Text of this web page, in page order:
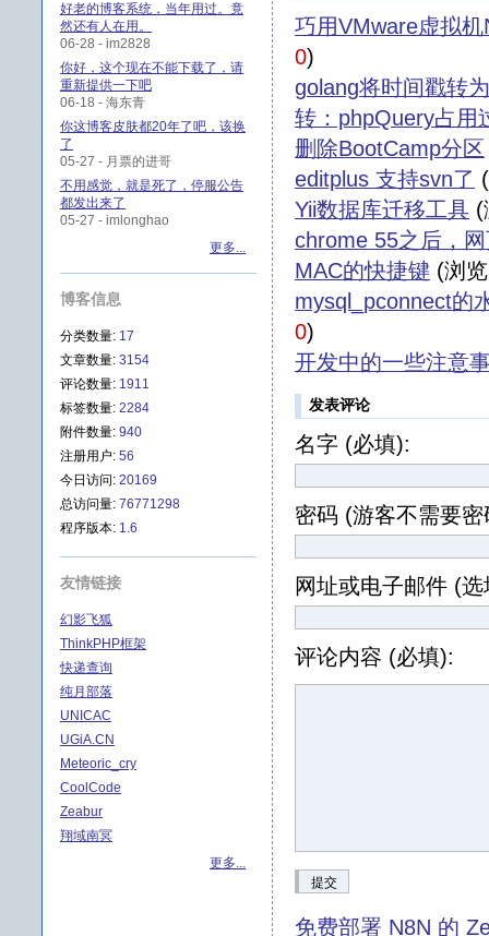
巧用VMware虚拟
0)
golang将时间戳转
转：phpQuery占用
删除BootCamp分区
editplus 支持svn了
Yii数据库迁移工具 (
chrome 55之后，
MAC的快捷键 (浏
mysql_pconnect的
0)
开发中的一些注意
发表评论
名字 (必填):
密码 (游客不需要密
网址或电子邮件 (
评论内容 (必填):
提交
免费部署 N8N 的
好老的博客系统，当年用过。竟
然还有人在用。
06-28 - im2828
你好，这个现在不能下载了，请
重新提供一下吧
06-18 - 海东青
你这博客皮肤都20年了吧，该换
了
05-27 - 月票的进哥
不用感觉，就是死了，停服公告
都发出来了
05-27 - imlonghao
更多...
博客信息
分类数量: 17
文章数量: 3154
评论数量: 1911
标签数量: 2284
附件数量: 940
注册用户: 56
今日访问: 20169
总访问量: 76771298
程序版本: 1.6
友情链接
幻影飞狐
ThinkPHP框架
快递查询
纯月部落
UNICAC
UGiA.CN
Meteoric_cry
CoolCode
Zeabur
翔域南冥
更多...